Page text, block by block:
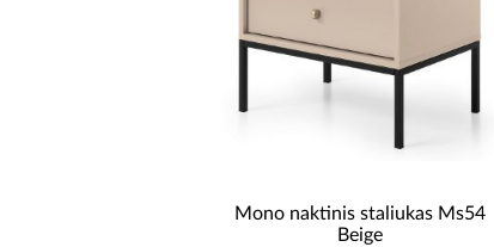
Mono naktinis staliukas Ms54
Beige